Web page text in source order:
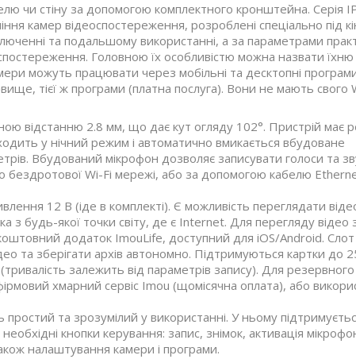
чи стіну за допомогою комплектного кронштейна. Серія
камер відеоспостереження, розроблені спеціально під
та подальшому використанні, а за параметрами
Головною їх особливістю можна назвати
можуть працювати через мобільні та десктопні
тієї ж програми (платна послуга). Вони не мають свого
відстанню 2.8 мм, що дає кут огляду 102°. Пристрій має
у нічний режим і автоматично вмикається вбудоване
Вбудований мікрофон дозволяє записувати голоси та
бездротової Wi-Fi мережі, або за допомогою кабелю
12 В (іде в комплекті). Є можливість переглядати
будь-якої точки світу, де є Internet. Для перегляду відео
додаток ImouLife, доступний для iOS/Android.
та зберігати архів автономно. Підтримуються картки до
залежить від параметрів запису). Для резервного
хмарний сервіс Imou (щомісячна оплата), або
та зрозумілий у використанні. У ньому
кнопки керування: запис, знімок, активація
налаштування камери і програми.